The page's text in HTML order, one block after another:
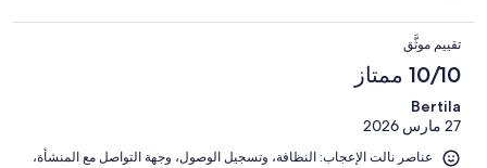
تقييم موثَّق
10/10 ممتاز
Bertila
27 مارس 2026
عناصر نالت الإعجاب: ⁦النظافة⁩، و⁦تسجيل الوصول⁩، و⁦جهة التواصل مع المنشأة⁩،